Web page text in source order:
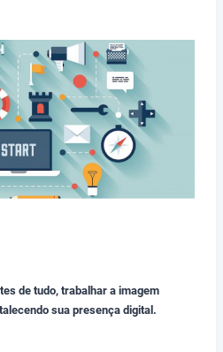
de tudo, trabalhar a imagem
sua presença digital.